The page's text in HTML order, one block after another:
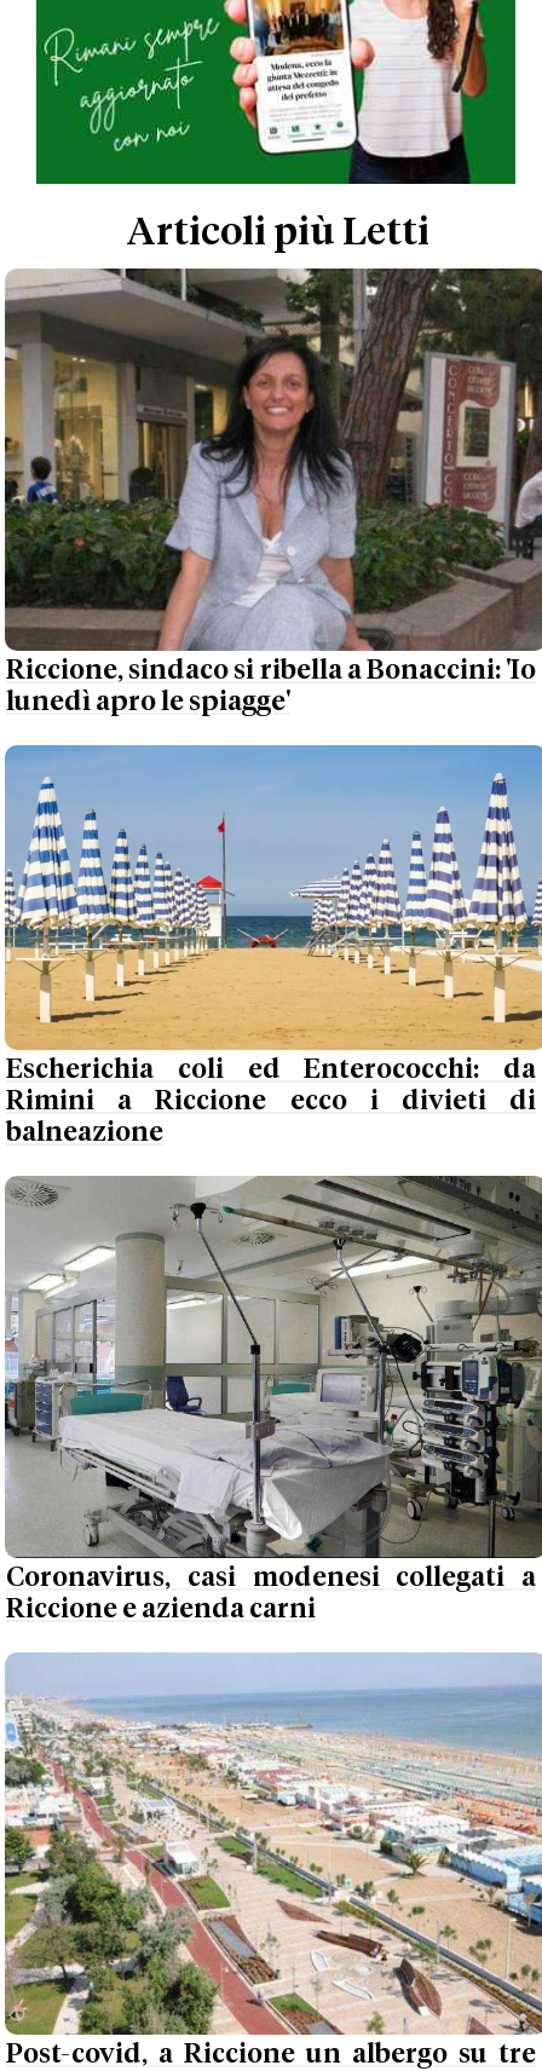
Articoli più Letti
Riccione, sindaco si ribella a Bonaccini: 'Io
lunedì apro le spiagge'
Escherichia coli ed Enterococchi: da
Rimini a Riccione ecco i divieti di
balneazione
Coronavirus, casi modenesi collegati a
Riccione e azienda carni
Post-covid, a Riccione un albergo su tre